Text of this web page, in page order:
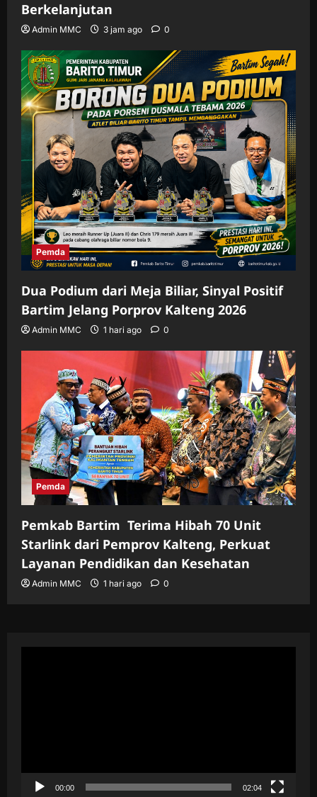
Berkelanjutan
Admin MMC 3 jam ago 0
Pemda
Dua Podium dari Meja Biliar, Sinyal Positif
Bartim Jelang Porprov Kalteng 2026
Admin MMC 1 hari ago 0
Pemda
Pemkab Bartim Terima Hibah 70 Unit
Starlink dari Pemprov Kalteng, Perkuat
Layanan Pendidikan dan Kesehatan
Admin MMC 1 hari ago 0
00:00 02:04